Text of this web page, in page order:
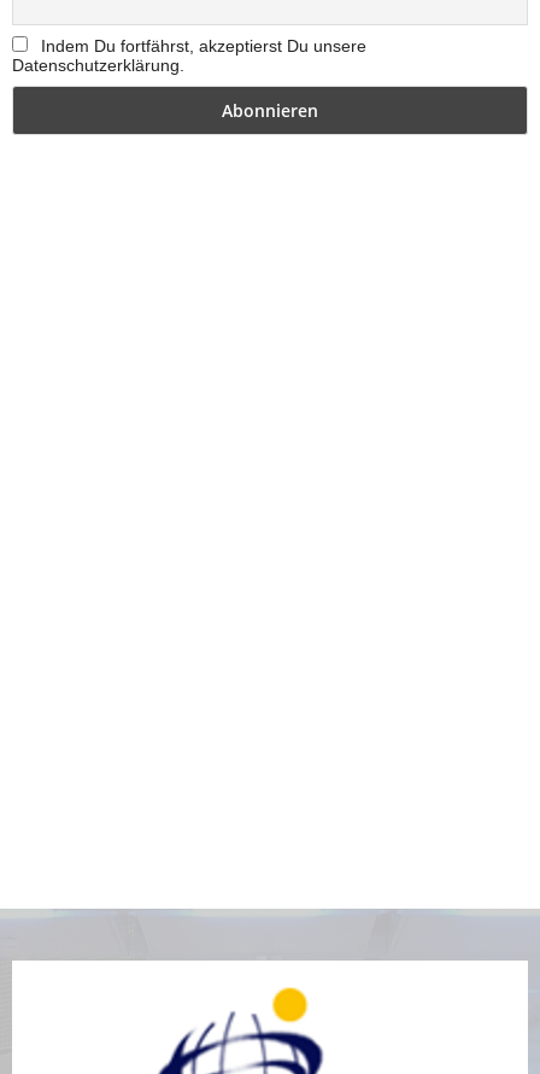
Indem Du fortfährst, akzeptierst Du unsere
Datenschutzerklärung.